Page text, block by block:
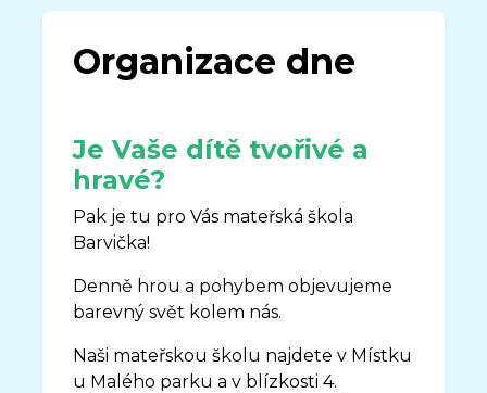
Organizace dne
Je Vaše dítě tvořivé a
hravé?
Pak je tu pro Vás mateřská škola
Barvička!
Denně hrou a pohybem objevujeme
barevný svět kolem nás.
Naši mateřskou školu najdete v Místku
u Malého parku a v blízkosti 4.